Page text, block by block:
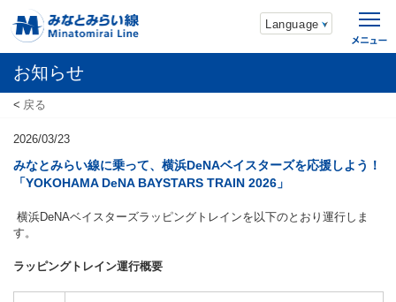
Language
お知らせ
戻る
2026/03/23
みなとみらい線に乗って、横浜DeNAベイスターズを応援しよう！
「YOKOHAMA DeNA BAYSTARS TRAIN 2026」
横浜DeNAベイスターズラッピングトレインを以下のとおり運行しま
す。
ラッピングトレイン運行概要